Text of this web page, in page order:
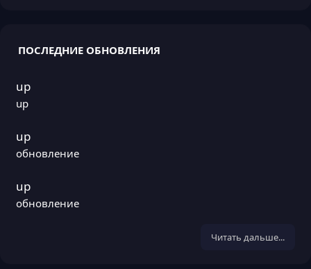
ПОСЛЕДНИЕ ОБНОВЛЕНИЯ
up
up
up
обновление
up
обновление
Читать дальше...